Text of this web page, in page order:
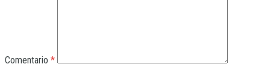
Comentario *